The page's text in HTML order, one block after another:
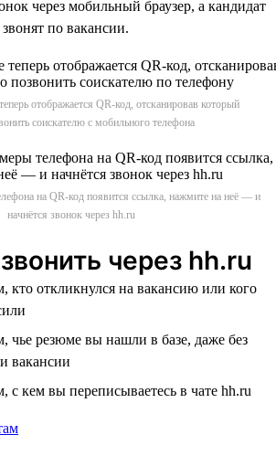
через мобильный браузер, а кандидат
по вакансии.
отображается QR-код, отсканировав который
соискателю с мобильного телефона
на QR-код появится ссылка, нажмите на неё — и
начнётся звонок через hh.ru
через hh.ru
кто откликнулся на вакансию или кого
чье резюме вы нашли в базе, даже без
вакансии
с кем вы переписываетесь в чате hh.ru